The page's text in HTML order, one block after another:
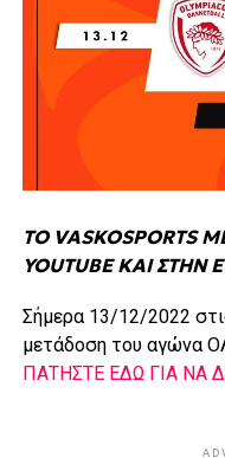
ΤΟ VASKOSPORTS
YOUTUBE ΚΑΙ ΣΤΗΝ
Σήμερα 13/12/2022
μετάδοση του αγώνα
ΠΑΤΗΣΤΕ ΕΔΩ ΓΙΑ ΝΑ